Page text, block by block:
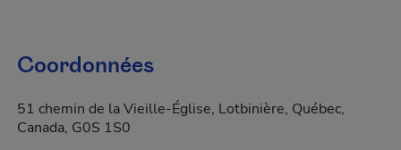
Coordonnées
51 chemin de la Vieille-Église, Lotbinière, Québec,
Canada, G0S 1S0